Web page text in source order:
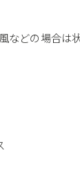
どの場合は